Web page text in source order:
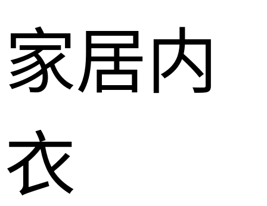
家居内
衣